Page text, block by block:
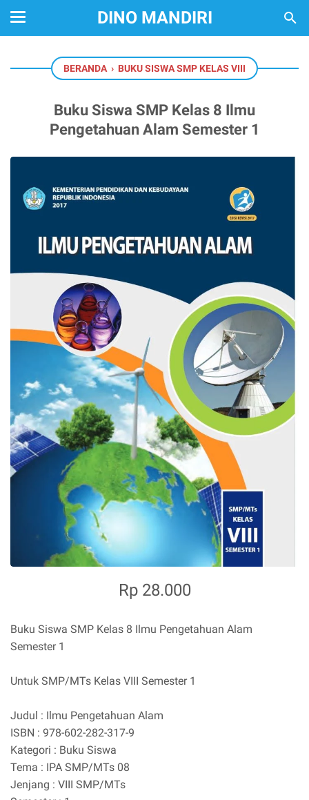
DINO MANDIRI
BERANDA › BUKU SISWA SMP KELAS VIII
Buku Siswa SMP Kelas 8 Ilmu
Pengetahuan Alam Semester 1
Rp 28.000
Buku Siswa SMP Kelas 8 Ilmu Pengetahuan Alam
Semester 1
Untuk SMP/MTs Kelas VIII Semester 1
Judul : Ilmu Pengetahuan Alam
ISBN : 978-602-282-317-9
Kategori : Buku Siswa
Tema : IPA SMP/MTs 08
Jenjang : VIII SMP/MTs